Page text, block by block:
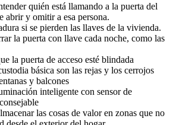
quién está llamando a la puerta del
abrir y omitir a esa persona.
si se pierden las llaves de la vivienda.
la puerta con llave cada noche, como las
la puerta de acceso esté blindada
básica son las rejas y los cerrojos
y balcones
inteligente con sensor de
las cosas de valor en zonas que no